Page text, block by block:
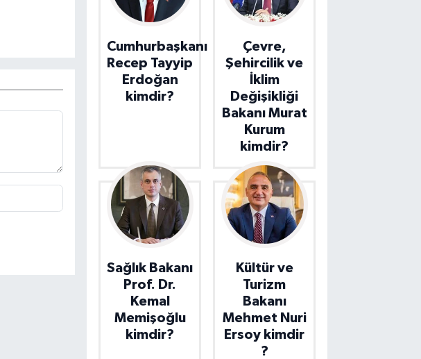
Cumhurbaşkanı
Recep Tayyip
Erdoğan
kimdir?
Çevre,
Şehircilik ve
İklim
Değişikliği
Bakanı Murat
Kurum
kimdir?
Sağlık Bakanı
Prof. Dr.
Kemal
Memişoğlu
kimdir?
Kültür ve
Turizm
Bakanı
Mehmet Nuri
Ersoy kimdir
?